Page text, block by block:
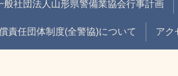
般社団法人山形県警備業協会行事計画
責任団体制度(全警協)について アク